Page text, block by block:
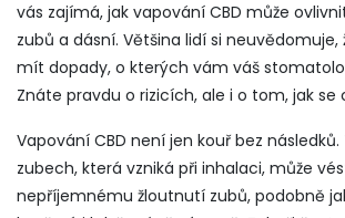
vás zajímá, jak vapování CBD může
zubů a dásní. Většina lidí si neuvědomuje,
mít dopady, o kterých vám váš
Znáte pravdu o rizicích, ale i o tom, jak se
Vapování CBD není jen kouř bez
zubech, která vzniká při inhalaci, může
nepříjemnému žloutnutí zubů, podobně